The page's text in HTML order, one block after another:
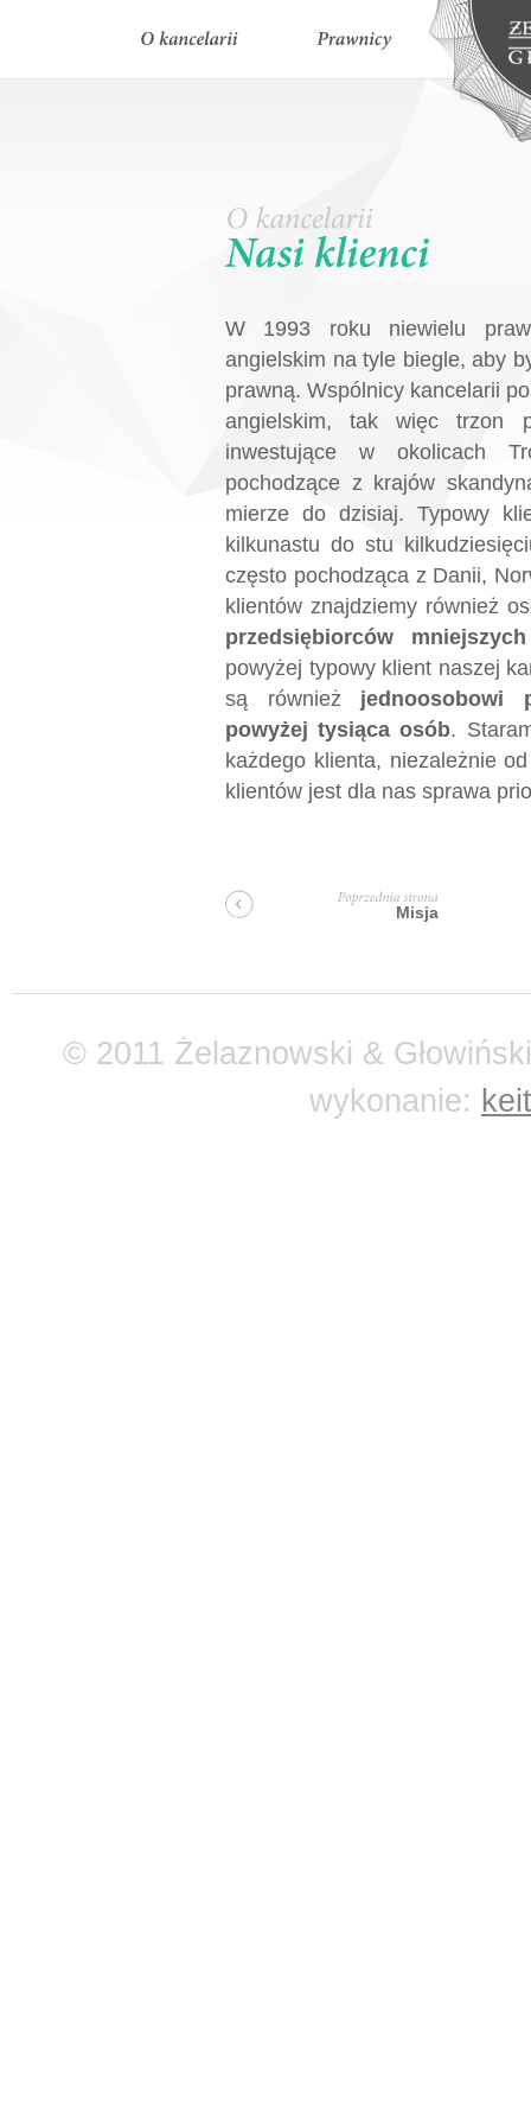
W 1993 roku niewielu
angielskim na tyle biegle, aby
prawną. Wspólnicy kancelarii
angielskim, tak więc trzon
inwestujące w okolicach
pochodzące z krajów
mierze do dzisiaj. Typowy
kilkunastu do stu
często pochodząca z Danii,
klientów znajdziemy również
przedsiębiorców
powyżej typowy klient naszej
są również jednoosobowi
powyżej tysiąca osób.
każdego klienta, niezależnie
klientów jest dla nas sprawa
Misja
© 2011 Żelaznowski &
wykonanie: